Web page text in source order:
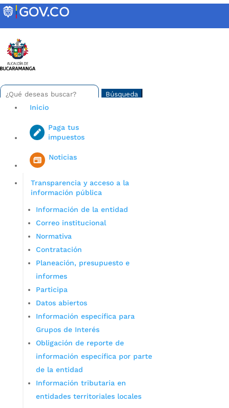
Skip
to
Buscar:
Search
for...
Iniciar sesión en gov co
Inicio
Paga tus
impuestos
Noticias
Transparencia y acceso a la
información pública
Información de la entidad
Correo institucional
Normativa
Contratación
Planeación, presupuesto e
informes
Participa
Datos abiertos
Información específica para
Grupos de Interés
Obligación de reporte de
información específica por parte
de la entidad
Información tributaria en
entidades territoriales locales